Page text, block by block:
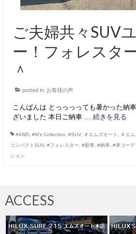
ご夫婦共々SUV
ー！フォレスタ
＾
posted in: お客様の声
こんばんは とっっっっても暑かった納
ざいました 本日ご納車 … 続きを見る
#4WD #M’s Collection #SUV, ＃エムズオート ＃エ
コンパクトSUV, #フォレスター #新車 #納車 #車コーデ
ション
ACCESS